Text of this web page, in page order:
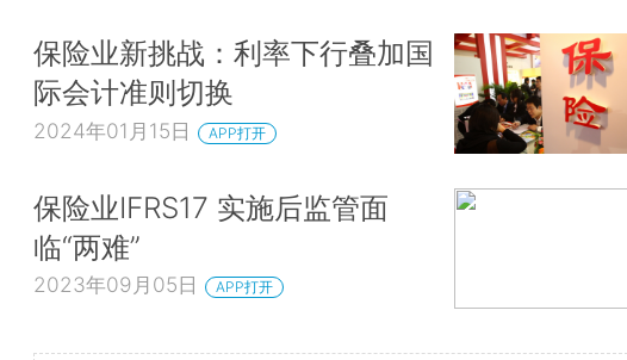
保险业新挑战：利率下行叠加国
际会计准则切换
2024年01月15日 APP打开
保险业IFRS17 实施后监管面
临“两难”
2023年09月05日 APP打开